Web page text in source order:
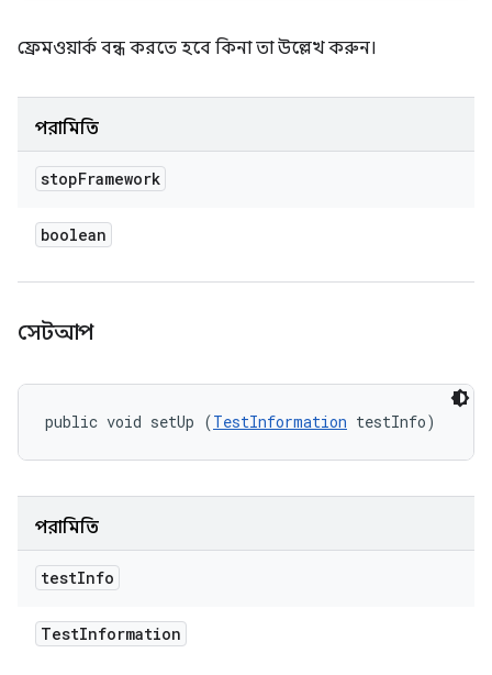
ফ্রেমওয়ার্ক বন্ধ করতে হবে কিনা তা উল্লেখ করুন।
পরামিতি
stopFramework
boolean
সেটআপ
public void setUp (TestInformation testInfo)
পরামিতি
testInfo
TestInformation